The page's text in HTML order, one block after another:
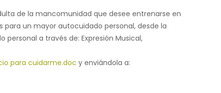
de la mancomunidad que desee entrenarse en
un mayor autocuidado personal, desde la
personal a través de: Expresión Musical,
para cuidarme.doc y enviándola a: